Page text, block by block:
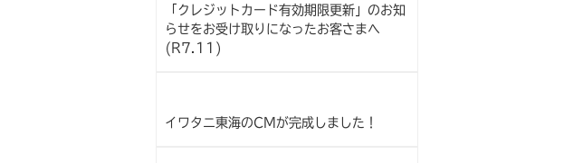
「クレジットカード有効期限更新」のお知
らせをお受け取りになったお客さまへ
(R7.11)
イワタニ東海のCMが完成しました！